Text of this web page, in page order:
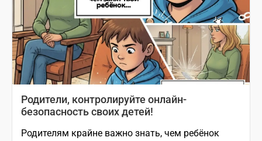
Родители, контролируйте онлайн-
безопасность своих детей!
Родителям крайне важно знать, чем ребёнок